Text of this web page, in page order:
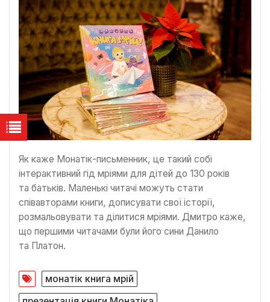
Як каже Монатік-письменник, це такий собі
інтерактивний гід мріями для дітей до 130 років
та батьків. Маленькі читачі можуть стати
співавторами книги, дописувати свої історії,
розмальовувати та ділитися мріями. Дмитро каже,
що першими читачами були його сини Данило
та Платон.
монатік книга мрій